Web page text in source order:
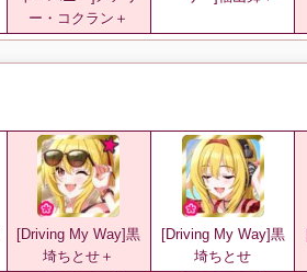
ー・コクラン＋
[Driving My Way]黒
埼ちとせ＋
[Driving My Way]黒
埼ちとせ